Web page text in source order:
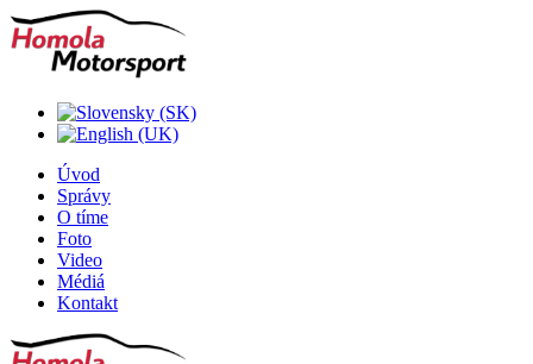
Úvod
Správy
O tíme
Foto
Video
Médiá
Kontakt